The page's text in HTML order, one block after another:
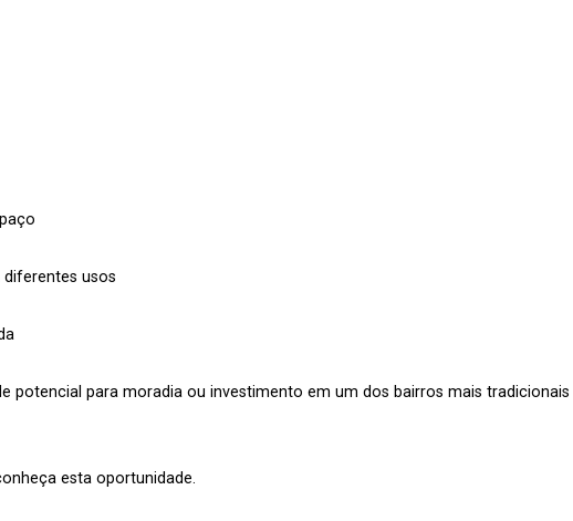
diferentes usos
potencial para moradia ou investimento em um dos bairros mais tradicionais
esta oportunidade.